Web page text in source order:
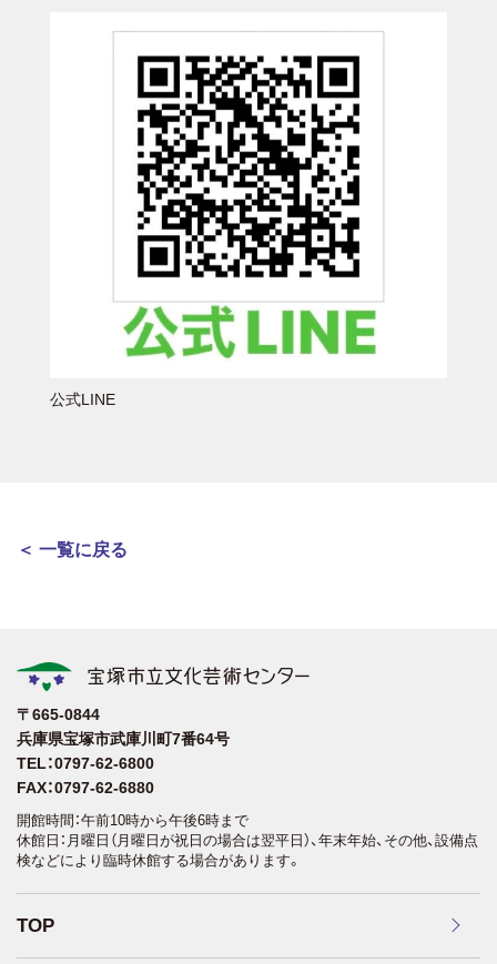
公式LINE
＜ 一覧に戻る
TOP
〒665-0844
兵庫県宝塚市武庫川町7番64号
TEL：0797-62-6800
FAX：0797-62-6880
開館時間：午前10時から午後6時まで
休館日：月曜日（月曜日が祝日の場合は翌平日）、年末年始、その他、設備点
検などにより臨時休館する場合があります。